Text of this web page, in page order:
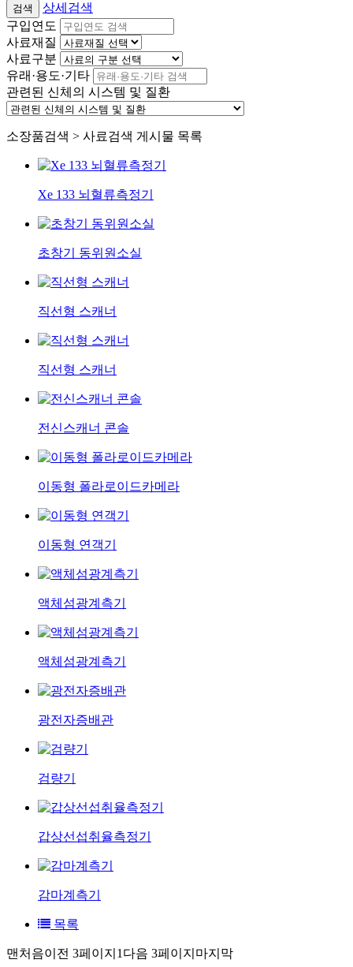
상세검색
구입연도
사료재질
사료구분
유래·용도·기타
관련된 신체의 시스템 및 질환
소장품검색 > 사료검색 게시물 목록
Xe 133 뇌혈류측정기
초창기 동위원소실
직선형 스캐너
직선형 스캐너
전신스캐너 콘솔
이동형 폴라로이드카메라
이동형 연객기
액체섬광계측기
액체섬광계측기
광전자증배관
검량기
갑상선섭취율측정기
감마계측기
목록
맨처음이전 3페이지 1 다음 3페이지 마지막